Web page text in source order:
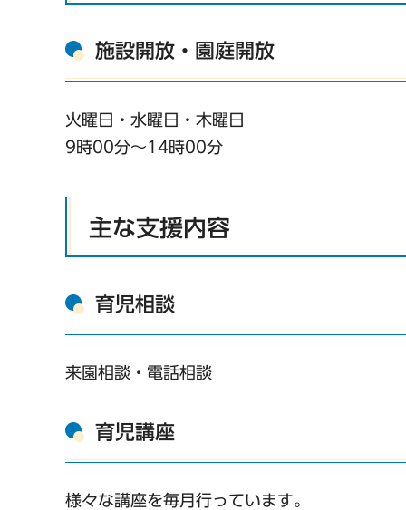
施設開放・園庭開放
火曜日・水曜日・木曜日
9時00分～14時00分
主な支援内容
育児相談
来園相談・電話相談
育児講座
様々な講座を毎月行っています。